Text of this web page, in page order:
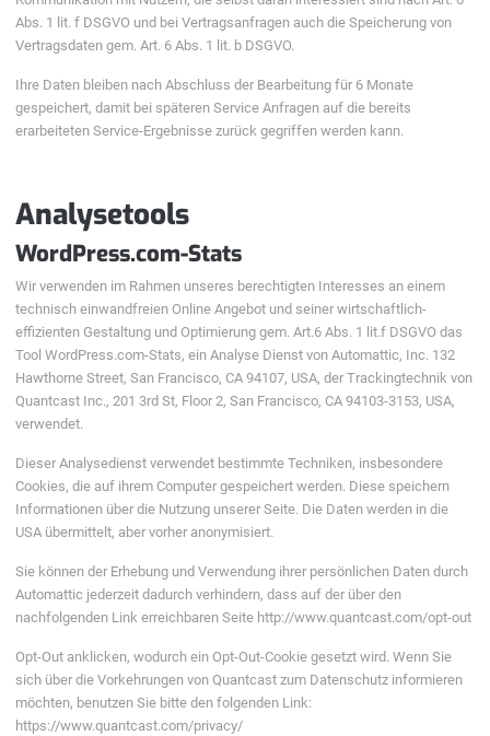
Abs. 1 lit. f DSGVO und bei Vertragsanfragen auch die Speicherung von
Vertragsdaten gem. Art. 6 Abs. 1 lit. b DSGVO.
Ihre Daten bleiben nach Abschluss der Bearbeitung für 6 Monate
gespeichert, damit bei späteren Service Anfragen auf die bereits
erarbeiteten Service-Ergebnisse zurück gegriffen werden kann.
Analysetools
WordPress.com-Stats
Wir verwenden im Rahmen unseres berechtigten Interesses an einem
technisch einwandfreien Online Angebot und seiner wirtschaftlich-
effizienten Gestaltung und Optimierung gem. Art.6 Abs. 1 lit.f DSGVO das
Tool WordPress.com-Stats, ein Analyse Dienst von Automattic, Inc. 132
Hawthorne Street, San Francisco, CA 94107, USA, der Trackingtechnik von
Quantcast Inc., 201 3rd St, Floor 2, San Francisco, CA 94103-3153, USA,
verwendet.
Dieser Analysedienst verwendet bestimmte Techniken, insbesondere
Cookies, die auf ihrem Computer gespeichert werden. Diese speichern
Informationen über die Nutzung unserer Seite. Die Daten werden in die
USA übermittelt, aber vorher anonymisiert.
Sie können der Erhebung und Verwendung ihrer persönlichen Daten durch
Automattic jederzeit dadurch verhindern, dass auf der über den
nachfolgenden Link erreichbaren Seite http://www.quantcast.com/opt-out
Opt-Out anklicken, wodurch ein Opt-Out-Cookie gesetzt wird. Wenn Sie
sich über die Vorkehrungen von Quantcast zum Datenschutz informieren
möchten, benutzen Sie bitte den folgenden Link:
https://www.quantcast.com/privacy/